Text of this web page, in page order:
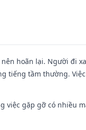
hoãn lại. Người đi
tiếng tầm thường.
việc gặp gỡ có nhiều